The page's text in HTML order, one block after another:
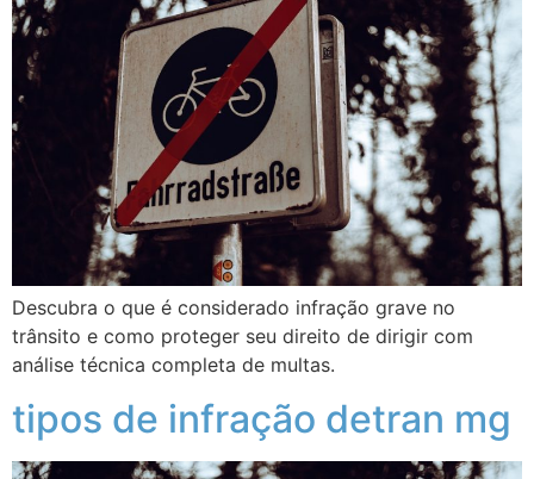
Descubra o que é considerado infração grave no
trânsito e como proteger seu direito de dirigir com
análise técnica completa de multas.
tipos de infração detran mg